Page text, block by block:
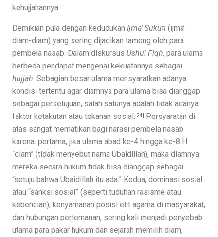
kehujjahannya.
Demikian pula dengan kedudukan Ijma’ Sukuti (ijma’
diam-diam) yang sering dijadikan tameng oleh para
pembela nasab. Dalam diskursus Ushul Fiqh, para ulama
berbeda pendapat mengenai kekuatannya sebagai
hujjah . Sebagian besar ulama mensyaratkan adanya
kondisi tertentu agar diamnya para ulama bisa dianggap
sebagai persetujuan, salah satunya adalah tidak adanya
faktor ketakutan atau tekanan sosial.
[24]
Persyaratan di
atas sangat mematikan bagi narasi pembela nasab
karena: pertama, jika ulama abad ke-4 hingga ke-8 H.
“diam” (tidak menyebut nama Ubaidillah), maka diamnya
mereka secara hukum tidak bisa dianggap sebagai
“setuju bahwa Ubaidillah itu ada.” Kedua, dominasi sosial
atau “sanksi sosial” (seperti tuduhan rasisme atau
kebencian), kenyamanan posisi elit agama di masyarakat,
dan hubungan pertemanan, sering kali menjadi penyebab
utama para pakar hukum dan sejarah memilih diam,